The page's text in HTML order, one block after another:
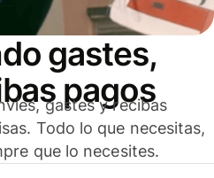
gastes,
pagos
gastes y recibas
Todo lo que necesitas,
que lo necesites.